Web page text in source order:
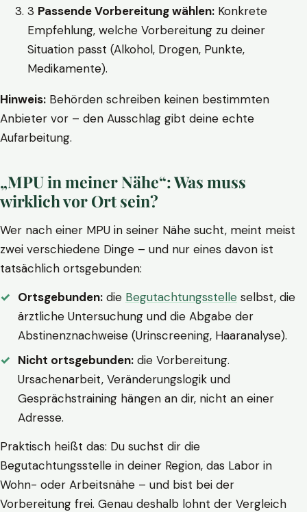
3 Passende Vorbereitung wählen: Konkrete
Empfehlung, welche Vorbereitung zu deiner
Situation passt (Alkohol, Drogen, Punkte,
Medikamente).
Hinweis: Behörden schreiben keinen bestimmten
Anbieter vor – den Ausschlag gibt deine echte
Aufarbeitung.
„MPU in meiner Nähe“: Was muss
wirklich vor Ort sein?
Wer nach einer MPU in seiner Nähe sucht, meint meist
zwei verschiedene Dinge – und nur eines davon ist
tatsächlich ortsgebunden:
Ortsgebunden: die Begutachtungsstelle selbst, die
ärztliche Untersuchung und die Abgabe der
Abstinenznachweise (Urinscreening, Haaranalyse).
Nicht ortsgebunden: die Vorbereitung.
Ursachenarbeit, Veränderungslogik und
Gesprächstraining hängen an dir, nicht an einer
Adresse.
Praktisch heißt das: Du suchst dir die
Begutachtungsstelle in deiner Region, das Labor in
Wohn- oder Arbeitsnähe – und bist bei der
Vorbereitung frei. Genau deshalb lohnt der Vergleich